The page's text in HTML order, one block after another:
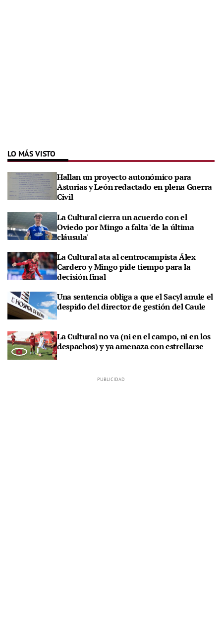
LO MÁS VISTO
Hallan un proyecto autonómico para
Asturias y León redactado en plena Guerra
Civil
La Cultural cierra un acuerdo con el
Oviedo por Mingo a falta 'de la última
cláusula'
La Cultural ata al centrocampista Álex
Cardero y Mingo pide tiempo para la
decisión final
Una sentencia obliga a que el Sacyl anule el
despido del director de gestión del Caule
La Cultural no va (ni en el campo, ni en los
despachos) y ya amenaza con estrellarse